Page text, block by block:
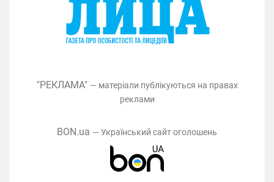
"РЕКЛАМА" — матеріали публікуються на правах
реклами
BON.ua — Український сайт оголошень